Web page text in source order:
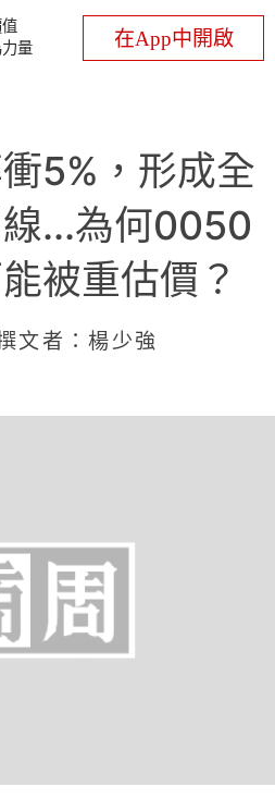
量
在App中開啟
5%，形成全
...為何0050
被重估價？
文者：楊少強